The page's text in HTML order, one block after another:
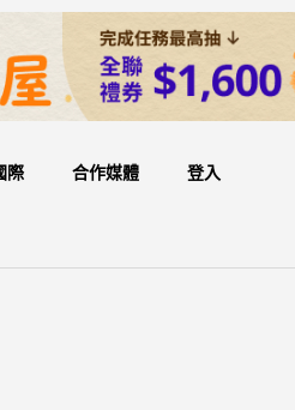
際 合作媒體 登入